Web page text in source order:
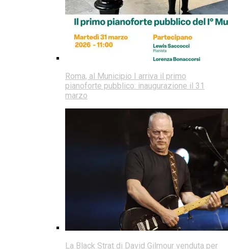
Roma, al Municipio I arriva il primo
pianoforte pubblico: inaugurazione il 31
marzo
La Black Strat di David Gilmour venduta per